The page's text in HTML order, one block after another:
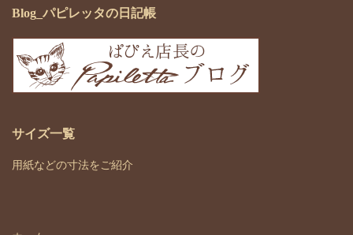
Blog_パピレッタの日記帳
サイズ一覧
用紙などの寸法をご紹介